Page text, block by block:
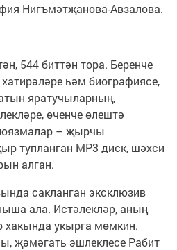
Нигъмәтҗанова-Авзалова.
544 биттән тора. Беренче
һәм биографиясе,
яратучыларның,
өченче өлештә
– җырчы
тупланган МР3 диск, шәхси
алган.
сакланган эксклюзив
ала. Истәлекләр, аның
хакында укырга мөмкин.
җәмәгать эшлеклесе Рабит